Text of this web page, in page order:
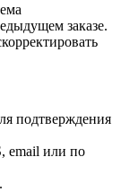
заказе.
подтверждения
email или по